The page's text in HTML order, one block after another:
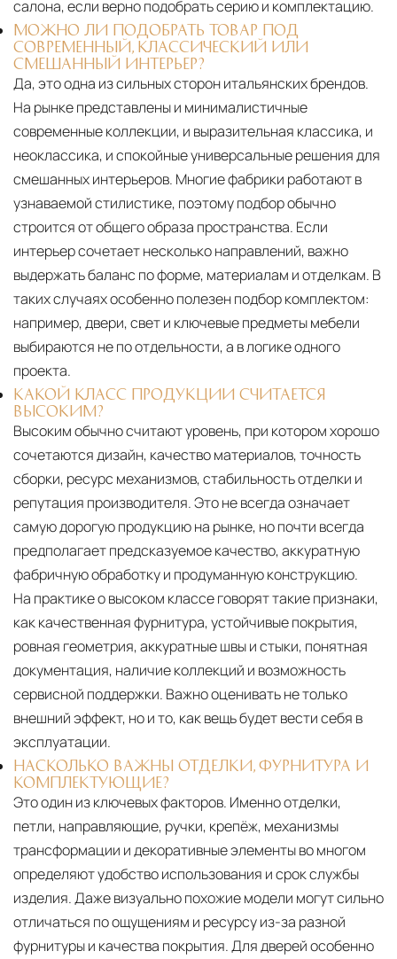
салона, если верно подобрать серию и комплектацию.
МОЖНО ЛИ ПОДОБРАТЬ ТОВАР ПОД
СОВРЕМЕННЫЙ, КЛАССИЧЕСКИЙ ИЛИ
СМЕШАННЫЙ ИНТЕРЬЕР?
Да, это одна из сильных сторон итальянских брендов.
На рынке представлены и минималистичные
современные коллекции, и выразительная классика, и
неоклассика, и спокойные универсальные решения для
смешанных интерьеров. Многие фабрики работают в
узнаваемой стилистике, поэтому подбор обычно
строится от общего образа пространства. Если
интерьер сочетает несколько направлений, важно
выдержать баланс по форме, материалам и отделкам. В
таких случаях особенно полезен подбор комплектом:
например, двери, свет и ключевые предметы мебели
выбираются не по отдельности, а в логике одного
проекта.
КАКОЙ КЛАСС ПРОДУКЦИИ СЧИТАЕТСЯ
ВЫСОКИМ?
Высоким обычно считают уровень, при котором хорошо
сочетаются дизайн, качество материалов, точность
сборки, ресурс механизмов, стабильность отделки и
репутация производителя. Это не всегда означает
самую дорогую продукцию на рынке, но почти всегда
предполагает предсказуемое качество, аккуратную
фабричную обработку и продуманную конструкцию.
На практике о высоком классе говорят такие признаки,
как качественная фурнитура, устойчивые покрытия,
ровная геометрия, аккуратные швы и стыки, понятная
документация, наличие коллекций и возможность
сервисной поддержки. Важно оценивать не только
внешний эффект, но и то, как вещь будет вести себя в
эксплуатации.
НАСКОЛЬКО ВАЖНЫ ОТДЕЛКИ, ФУРНИТУРА И
КОМПЛЕКТУЮЩИЕ?
Это один из ключевых факторов. Именно отделки,
петли, направляющие, ручки, крепёж, механизмы
трансформации и декоративные элементы во многом
определяют удобство использования и срок службы
изделия. Даже визуально похожие модели могут сильно
отличаться по ощущениям и ресурсу из-за разной
фурнитуры и качества покрытия. Для дверей особенно